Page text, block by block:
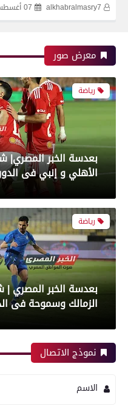
alkhabralmasry7
07 أغسطس 2026
معرض صور
بعدسة الخبر المصري|
رياضة
بعدسة الخبر المصري|
الأهلي و إنبي فى
رياضة
بعدسة الخبر المصري |
الزمالك وسموحة فى
رياضة
نموذج الاتصال
الاسم